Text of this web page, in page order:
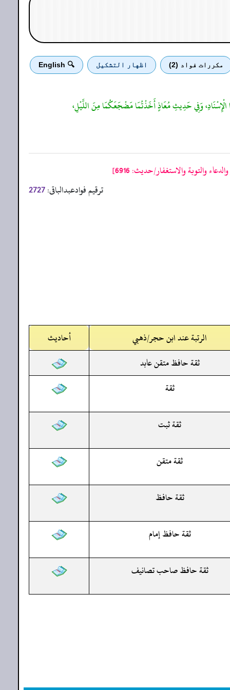
مكررات فواد (2) اظهار التشكيل 🔍 English
الْإِسْنَادِ، وَفِي حَدِيثِ مُعَاذٍ أَخَذْتُمَا مَضْجَعَكُمَا مِنَ اللَّيْلِ،
والتوبة والاستغفار/حدیث: 6916]
ترقیم فوادعبدالباقی: 2727
الرتبة عند ابن حجر/ذهبي
أحاديث
ثقة حافظ متقن عابد
ثقة
ثقة ثبت
ثقة متقن
ثقة حافظ
ثقة حافظ إمام
ثقة حافظ صاحب تصانيف